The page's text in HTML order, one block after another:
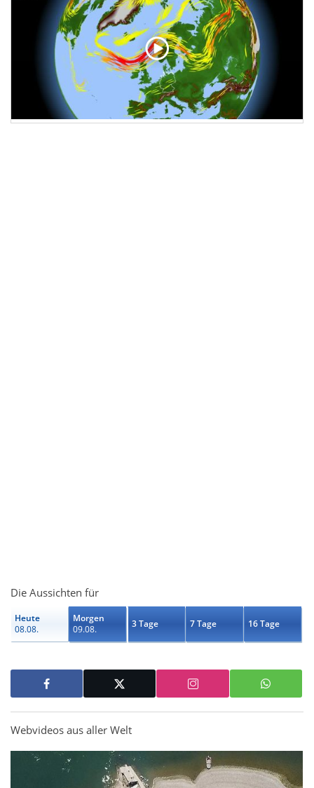
Die Aussichten für
Heute
08.08.
Morgen
09.08.
3 Tage 7 Tage 16 Tage
Webvideos aus aller Welt